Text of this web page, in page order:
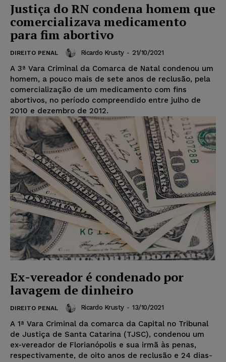
Justiça do RN condena homem que
comercializava medicamento
para fim abortivo
DIREITO PENAL Ricardo Krusty - 21/10/2021
A 3ª Vara Criminal da Comarca de Natal condenou um
homem, a pouco mais de sete anos de reclusão, pela
comercialização de um medicamento com fins
abortivos, no período compreendido entre julho de
2010 e dezembro de 2012.
Ex-vereador é condenado por
lavagem de dinheiro
DIREITO PENAL Ricardo Krusty - 13/10/2021
A 1ª Vara Criminal da comarca da Capital no Tribunal
de Justiça de Santa Catarina (TJSC), condenou um
ex-vereador de Florianópolis e sua irmã às penas,
respectivamente, de oito anos de reclusão e 24 dias-